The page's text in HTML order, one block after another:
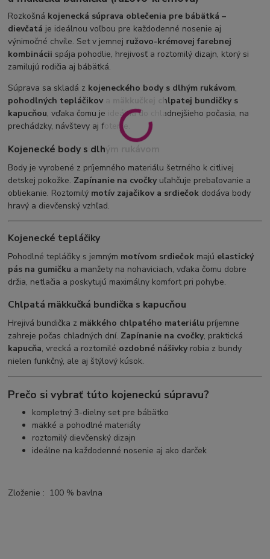
Rozkošná kojenecká súprava oblečenia pre bábätká –
dievčatá je ideálnou voľbou pre každodenné nosenie aj
výnimočné chvíle. Set v jemnej ružovo-krémovej farebnej
kombinácii spája pohodlie, hrejivosť a roztomilý dizajn, ktorý si
zamilujú rodičia aj bábätká.
Súprava sa skladá z kojeneckého body s dlhým rukávom,
pohodlných tepláčikova
mäkkučkej chlpatej bundičky s
kapucňou, vďaka čomu je ideálna do chladnejšieho počasia, na
prechádzky, návštevy aj fotenie.
Kojenecké body s dlhým rukávom
Body je vyrobené z príjemného materiálu šetrného k citlivej
detskej pokožke. Zapínanie na cvočkyuľahčuje prebaľovanie a
obliekanie. Roztomilý motív zajačikov a srdiečok dodáva body
hravý a dievčenský vzhľad.
Kojenecké tepláčiky
Pohodlné tepláčiky s jemným motívom srdiečok majú elastický
pás na gumičku a manžety na nohaviciach, vďaka čomu dobre
držia, netlačia a poskytujú maximálny komfort pri pohybe.
Chlpatá mäkkučká bundička s kapucňou
Hrejivá bundička z mäkkého chlpatého materiálu príjemne
zahreje počas chladných dní. Zapínanie na cvočky, praktická
kapucňa, vrecká a roztomilé ozdobné nášivkyrobia z bundy
nielen funkčný, ale aj štýlový kúsok.
Prečo si vybrať túto kojeneckú súpravu?
kompletný 3-dielny set pre bábätko
mäkké a pohodlné materiály
roztomilý dievčenský dizajn
ideálne na každodenné nosenie aj ako darček
Zloženie : 100 % bavlna